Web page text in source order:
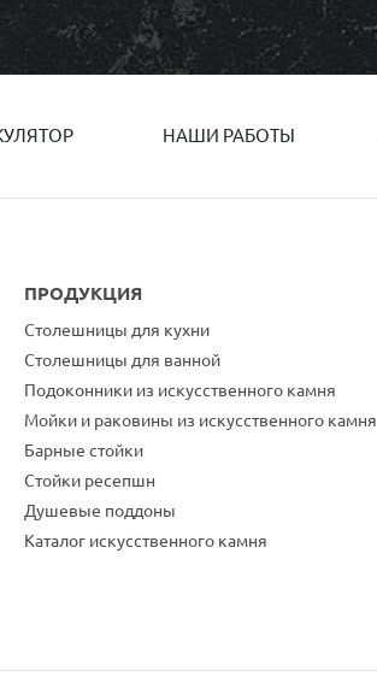
НАШИ РАБОТЫ
ПРОДУКЦИЯ
Столешницы для кухни
Столешницы для ванной
Подоконники из искусственного камня
Мойки и раковины из искусственного камня
Барные стойки
Стойки ресепшн
Душевые поддоны
Каталог искусственного камня